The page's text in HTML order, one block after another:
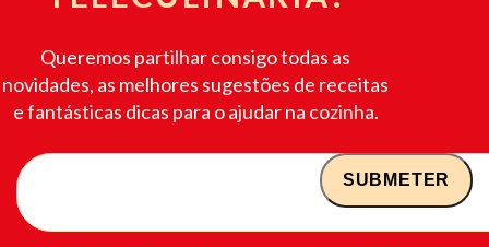
Queremos partilhar consigo todas as
novidades, as melhores sugestões de receitas
e fantásticas dicas para o ajudar na cozinha.